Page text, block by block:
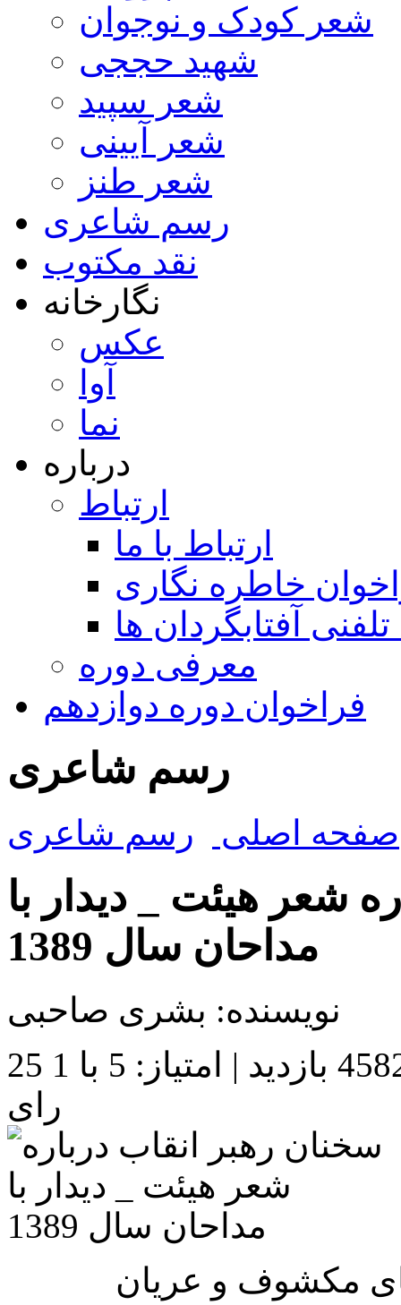
شعر کودک و نوجوان
شهید حججی
شعر سپید
شعر آیینی
شعر طنز
رسم شاعری
نقد مکتوب
نگارخانه
عکس
آوا
نما
درباره
ارتباط
ارتباط با ما
خاطره نگاری
تلفنی آفتابگردان ها
معرفی دوره
فراخوان دوره دوازدهم
رسم شاعری
صفحه اصلی رسم شاعری
شعر هیئت _ دیدار با
مداحان سال 1389
نویسنده: بشری صاحبی
بازدید |
امتیاز: 5 با 1
رای
مکشوف و عریان